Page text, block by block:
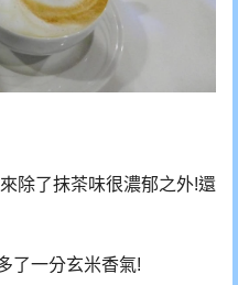
除了抹茶味很濃郁之外!還
了一分玄米香氣!